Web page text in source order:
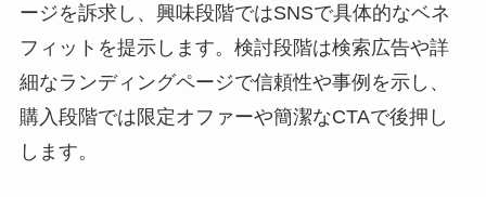
ージを訴求し、興味段階ではSNSで具体的なベネ
フィットを提示します。検討段階は検索広告や詳
細なランディングページで信頼性や事例を示し、
購入段階では限定オファーや簡潔なCTAで後押し
します。